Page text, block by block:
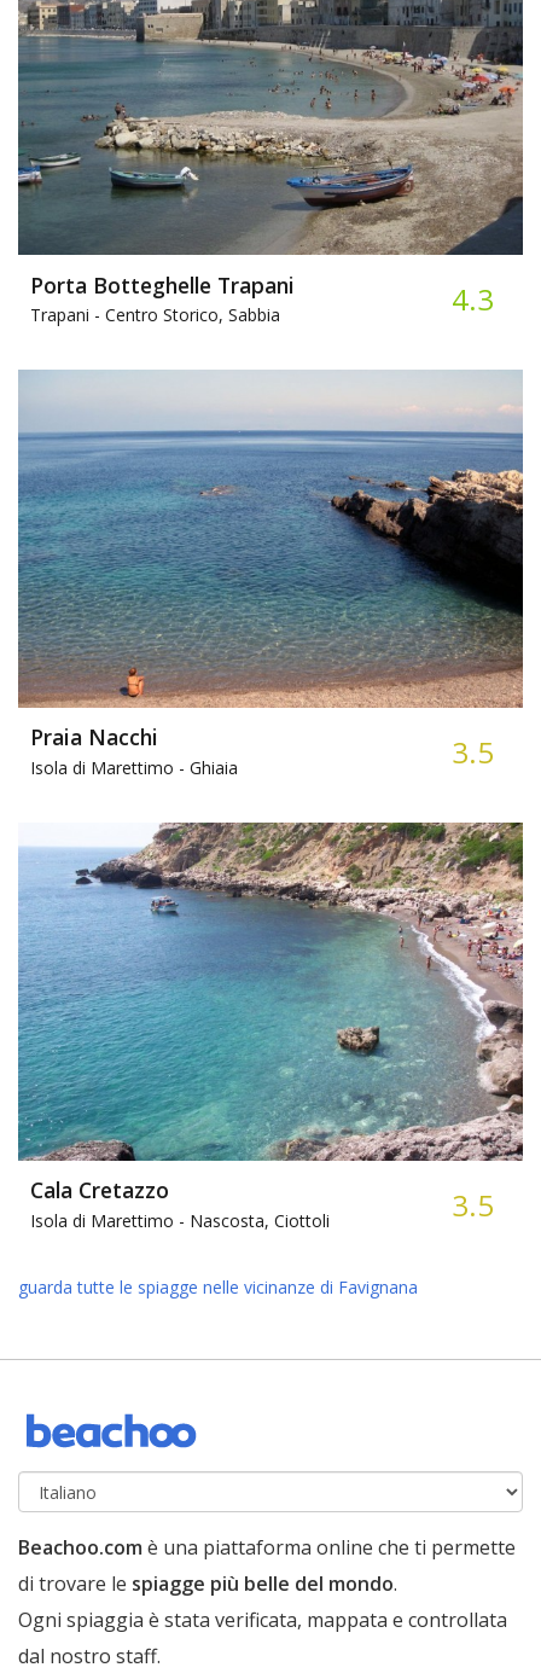
Porta Botteghelle Trapani
Trapani - Centro Storico, Sabbia 4.3
Praia Nacchi
Isola di Marettimo - Ghiaia 3.5
Cala Cretazzo
Isola di Marettimo - Nascosta, Ciottoli 3.5
guarda tutte le spiagge nelle vicinanze di Favignana
Beachoo.com è una piattaforma online che ti permette
di trovare le spiagge più belle del mondo.
Ogni spiaggia è stata verificata, mappata e controllata
dal nostro staff.